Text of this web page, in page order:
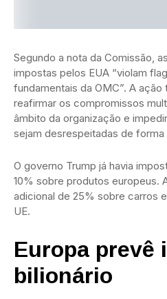
Segundo a nota da Comissão,
impostas pelos EUA “violam
fundamentais da OMC”. A
reafirmar os compromissos
âmbito da organização e
sejam desrespeitadas de forma
O governo Trump já havia
10% sobre produtos europeus.
adicional de 25% sobre carros
UE.
Europa prevê
bilionário